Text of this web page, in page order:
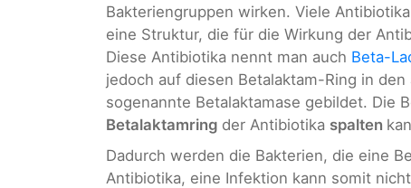
Bakteriengruppen wirken. Viele
eine Struktur, die für die Wirkung der
Diese Antibiotika nennt man auch Beta-
jedoch auf diesen Betalaktam-Ring in
sogenannte Betalaktamase gebildet. Die
Betalaktamring der Antibiotika spalten
Dadurch werden die Bakterien, die eine
Antibiotika, eine Infektion kann somit